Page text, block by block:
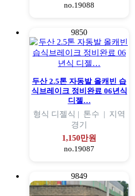
no.19088
9850
두산 2.5톤 자동발 올캐빈 습
식브레이크 정비완료 06년식
디젤…
형식 디젤식 | 톤수 | 지역
경기
1,150만원
no.19087
9849